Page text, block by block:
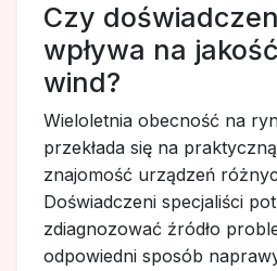
Czy
wpływa na
wind?
Wieloletnia obecność na
przekłada się na
znajomość urządzeń
Doświadczeni specjaliści
zdiagnozować źródło
odpowiedni sposób